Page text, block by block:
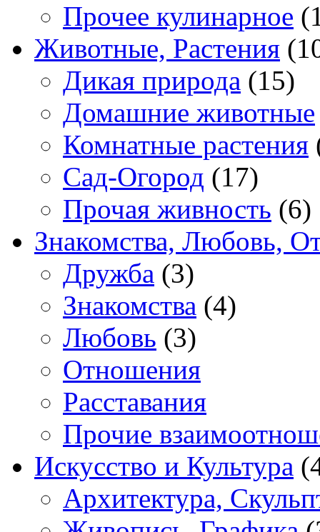
Прочее кулинарное
Животные, Растения
Дикая природа (15)
Домашние животные
Комнатные растения
Сад-Огород (17)
Прочая живность (6)
Знакомства, Любовь,
Дружба (3)
Знакомства (4)
Любовь (3)
Отношения
Расставания
Прочие
Искусство и Культура
Архитектура,